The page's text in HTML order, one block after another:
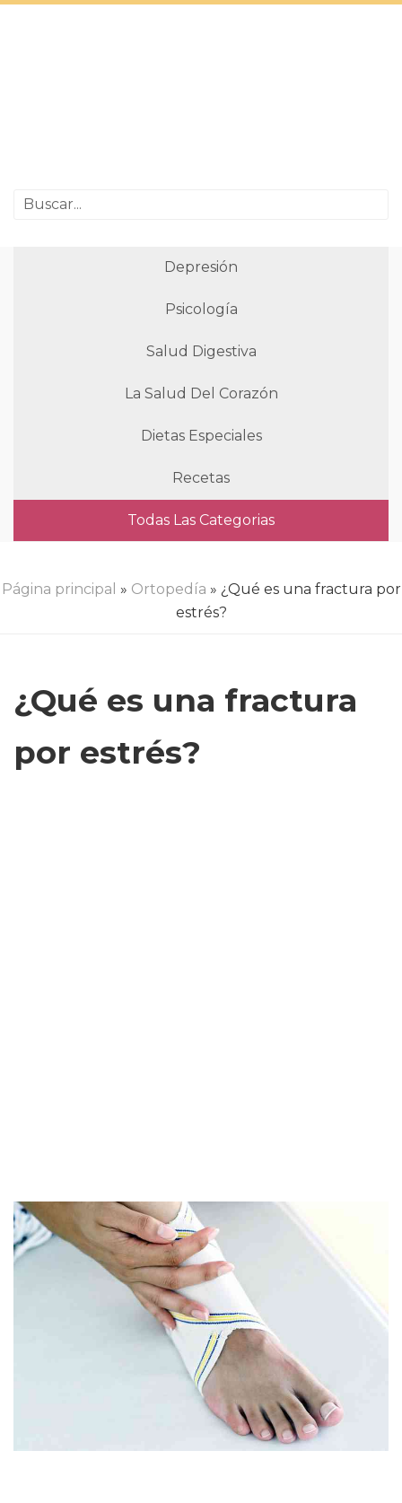
Depresión
Psicología
Salud Digestiva
La Salud Del Corazón
Dietas Especiales
Recetas
Todas Las Categorias
Página principal » Ortopedía » ¿Qué es una fractura por
estrés?
¿Qué es una fractura
por estrés?